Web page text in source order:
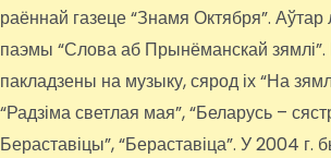
раённай газеце “Знамя Октября”. Аўтар
паэмы “Слова аб Прынёманскай
пакладзены на музыку, сярод іх “На
“Радзіма светлая мая”, “Беларусь –
Бераставіцы”, “Бераставіца”. У 2004 г.